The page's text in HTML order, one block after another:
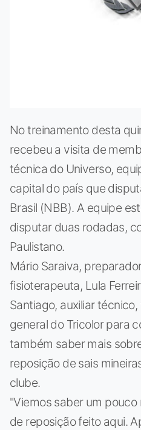
No treinamento desta
recebeu a visita de
técnica do Universo,
capital do país que
Brasil (NBB). A equipe
disputar duas rodadas,
Paulistano.
Mário Saraiva,
fisioterapeuta, Lula
Santiago, auxiliar
general do Tricolor para
também saber mais
reposição de sais
clube.
"Viemos saber um
de reposição feito aqui.